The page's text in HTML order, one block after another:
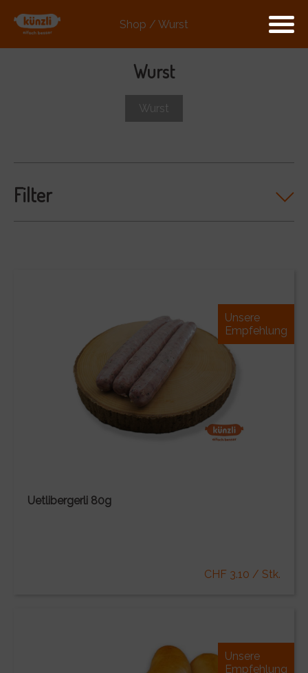
Shop / Wurst
Wurst
Wurst
Filter
Unsere
Empfehlung
Uetlibergerli 80g
CHF 3.10 / Stk.
Unsere
Empfehlung